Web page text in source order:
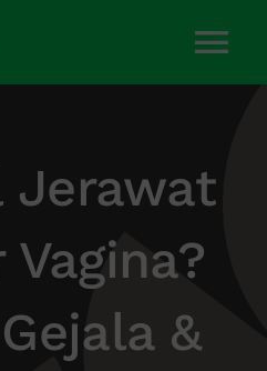
Jerawat
&